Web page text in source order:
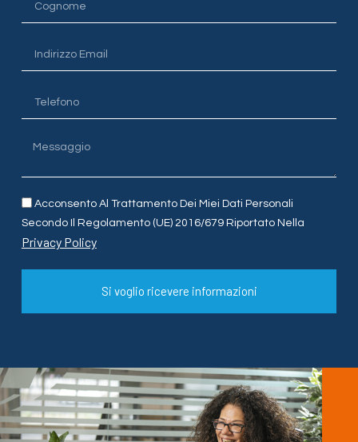
Acconsento Al Trattamento Dei Miei Dati Personali
Secondo Il Regolamento (UE) 2016/679 Riportato Nella
Privacy Policy
Si voglio ricevere informazioni